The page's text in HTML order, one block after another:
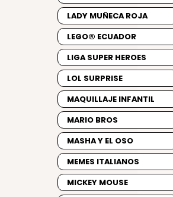
LADY MUÑECA ROJA
LEGO® ECUADOR
LIGA SUPER HEROES
LOL SURPRISE
MAQUILLAJE INFANTIL
MARIO BROS
MASHA Y EL OSO
MEMES ITALIANOS
MICKEY MOUSE